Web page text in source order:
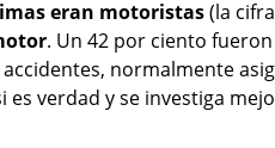
eran motoristas(la
. Un 42 por ciento
normalmente
es verdad y se investiga